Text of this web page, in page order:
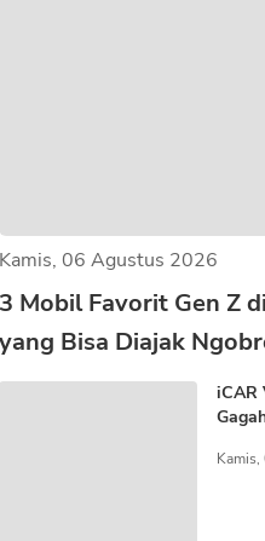
06 Agustus 2026
Mobil Favorit Gen Z
Bisa Diajak
iCAR